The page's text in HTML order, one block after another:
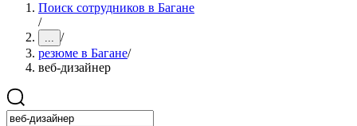
Поиск сотрудников в Багане
/
... /
резюме в Багане/
веб-дизайнер